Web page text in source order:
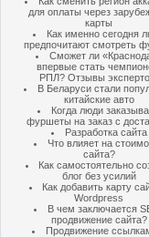
для оплаты через
карты
Как именно сегодня
предпочитают смотреть
Сможет ли
впервые стать
РПЛ? Отзывы
В Беларуси стали
китайские авто
Когда люди
фуршеты на заказ с
Разработка сайта
Что влияет на
сайта?
Как самостоятельно
блог без усилий
Как добавить карту
Wordpress
В чем заключается
продвижение сайта?
Продвижение